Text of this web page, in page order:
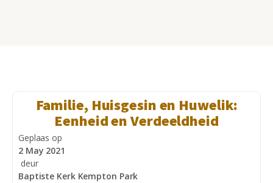
Familie, Huisgesin en Huwelik:
Eenheid en Verdeeldheid
Geplaas op
2 May 2021
deur
Baptiste Kerk Kempton Park